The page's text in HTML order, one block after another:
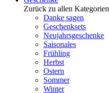
Zurück zu allen Kategorien
Danke sagen
Geschenksets
Neujahrsgeschenke
Saisonales
Frühling
Herbst
Ostern
Sommer
Winter